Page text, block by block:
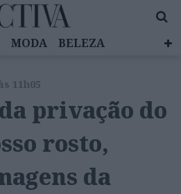
MODA
BELEZA
INSPIRADORAS
ACTIVA BRAND STUDIO
11h05
privação do
rosto,
da